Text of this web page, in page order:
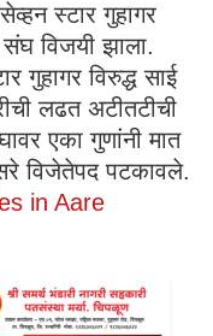
स्टार गुहागर
संघ विजयी झाला.
गुहागर विरुद्ध साई
लढत अटीतटीची
एका गुणांनी मात
विजेतेपद पटकावले.
in Aare